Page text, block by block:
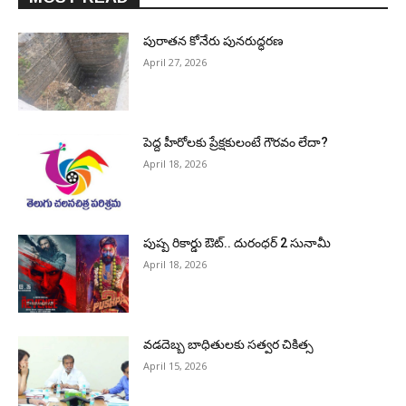
పురాత‌న కోనేరు పున‌రుద్ధ‌ర‌ణ
April 27, 2026
పెద్ద హీరోల‌కు ప్రేక్ష‌కులంటే గౌర‌వం లేదా?
April 18, 2026
పుష్ప రికార్డు ఔట్‌.. దురంధ‌ర్ 2 సునామీ
April 18, 2026
వడదెబ్బ బాధితులకు సత్వర చికిత్స
April 15, 2026